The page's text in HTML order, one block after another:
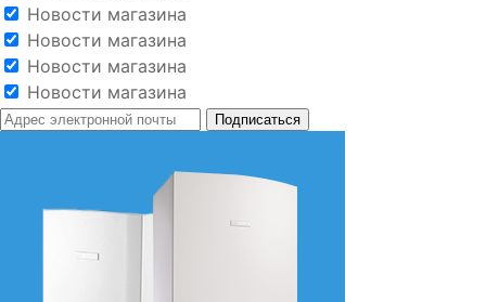
Новости магазина
Новости магазина
Новости магазина
Новости магазина